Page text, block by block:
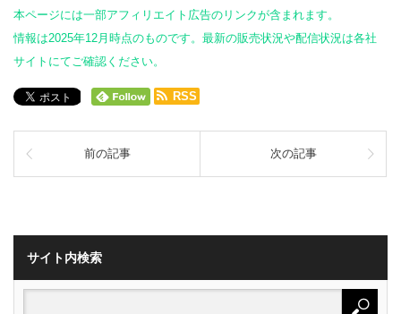
本ページには一部アフィリエイト広告のリンクが含まれます。
情報は2025年12月時点のものです。最新の販売状況や配信状況は各社
サイトにてご確認ください。
RSS
前の記事 次の記事
サイト内検索